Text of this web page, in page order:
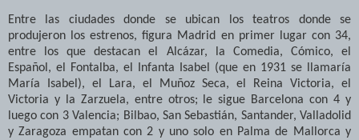
Entre las ciudades donde se ubican los teatros donde se
produjeron los estrenos, figura Madrid en primer lugar con 34,
entre los que destacan el Alcázar, la Comedia, Cómico, el
Español, el Fontalba, el Infanta Isabel (que en 1931 se llamaría
María Isabel), el Lara, el Muñoz Seca, el Reina Victoria, el
Victoria y la Zarzuela, entre otros; le sigue Barcelona con 4 y
luego con 3 Valencia; Bilbao, San Sebastián, Santander, Valladolid
y Zaragoza empatan con 2 y uno solo en Palma de Mallorca y